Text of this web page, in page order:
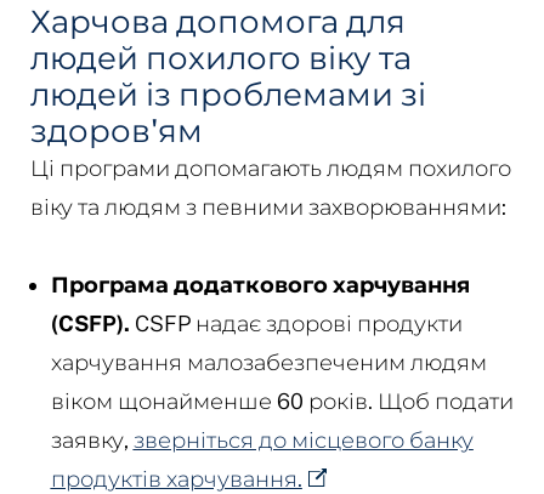
Харчова допомога для
людей похилого віку та
людей із проблемами зі
здоров'ям
Ці програми допомагають людям похилого
віку та людям з певними захворюваннями:
Програма додаткового харчування
(CSFP). CSFP надає здорові продукти
харчування малозабезпеченим людям
віком щонайменше 60 років. Щоб подати
заявку, зверніться до місцевого банку
продуктів харчування.